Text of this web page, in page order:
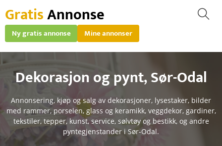
GratisAnnonse
Ny gratis annonse Mine annonser
Dekorasjon og pynt,Sør-Odal
Annonsering, kjøp og salg av dekorasjoner, lysestaker, bilder
med rammer, porselen, glass og keramikk, veggdekor, gardiner,
tekstiler, tepper, kunst, service, sølvtøy og bestikk, og andre
pyntegjenstander i Sør-Odal.